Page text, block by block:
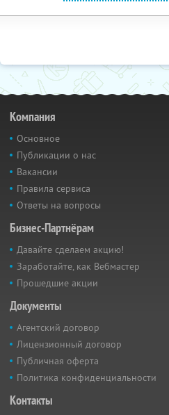
Компания
Основное
Публикации о нас
Вакансии
Правила сервиса
Ответы на вопросы
Бизнес-Партнёрам
Давайте сделаем акцию!
Заработайте, как Вебмастер
Прошедшие акции
Документы
Агентский договор
Лицензионный договор
Публичная оферта
Политика конфиденциальности
Контакты